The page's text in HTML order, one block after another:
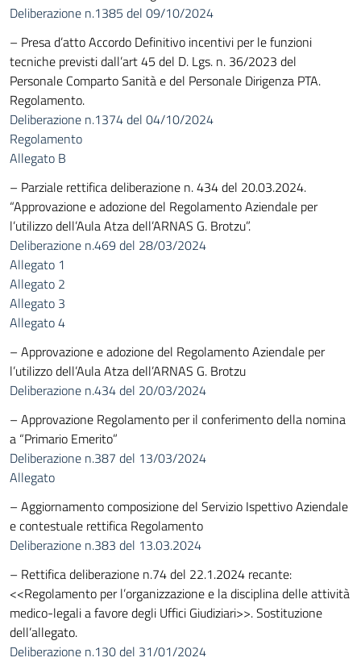
Deliberazione n.1385 del 09/10/2024
– Presa d’atto Accordo Definitivo incentivi per le funzioni
tecniche previsti dall’art 45 del D. Lgs. n. 36/2023 del
Personale Comparto Sanità e del Personale Dirigenza PTA.
Regolamento.
Deliberazione n.1374 del 04/10/2024
Regolamento
Allegato B
– Parziale rettifica deliberazione n. 434 del 20.03.2024.
“Approvazione e adozione del Regolamento Aziendale per
l’utilizzo dell’Aula Atza dell’ARNAS G. Brotzu”.
Deliberazione n.469 del 28/03/2024
Allegato 1
Allegato 2
Allegato 3
Allegato 4
– Approvazione e adozione del Regolamento Aziendale per
l’utilizzo dell’Aula Atza dell’ARNAS G. Brotzu
Deliberazione n.434 del 20/03/2024
– Approvazione Regolamento per il conferimento della nomina
a “Primario Emerito”
Deliberazione n.387 del 13/03/2024
Allegato
– Aggiornamento composizione del Servizio Ispettivo Aziendale
e contestuale rettifica Regolamento
Deliberazione n.383 del 13.03.2024
– Rettifica deliberazione n.74 del 22.1.2024 recante:
<<Regolamento per l’organizzazione e la disciplina delle attività
medico-legali a favore degli Uffici Giudiziari>>. Sostituzione
dell’allegato.
Deliberazione n.130 del 31/01/2024